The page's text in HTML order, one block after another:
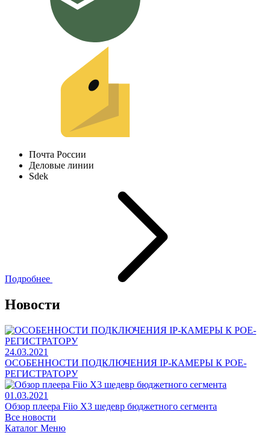
Почта России
Деловые линии
Sdek
Подробнее
Новости
24.03.2021
ОСОБЕННОСТИ ПОДКЛЮЧЕНИЯ IP-КАМЕРЫ К POE-
РЕГИСТРАТОРУ
01.03.2021
Обзор плеера Fiio X3 шедевр бюджетного сегмента
Все новости
Каталог Меню